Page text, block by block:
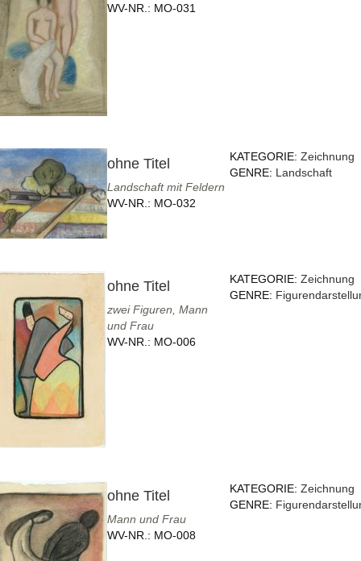
WV-NR.: MO-031
ohne Titel
Landschaft mit Feldern
WV-NR.: MO-032
KATEGORIE:Zeichnung
GENRE: Landschaft
ohne Titel
zwei Figuren, Mann
und Frau
WV-NR.: MO-006
KATEGORIE:Zeichnung
GENRE:
ohne Titel
Mann und Frau
WV-NR.: MO-008
KATEGORIE:Zeichnung
GENRE: